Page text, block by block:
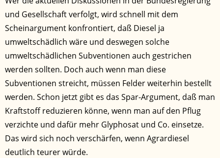
und Gesellschaft verfolgt, wird schnell mit dem
Scheinargument konfrontiert, daß Diesel ja
umweltschädlich wäre und deswegen solche
umweltschädlichen Subventionen auch gestrichen
werden sollten. Doch auch wenn man diese
Subventionen streicht, müssen Felder weiterhin bestellt
werden. Schon jetzt gibt es das Spar-Argument, daß man
Kraftstoff reduzieren könne, wenn man auf den Pflug
verzichte und dafür mehr Glyphosat und Co. einsetze.
Das wird sich noch verschärfen, wenn Agrardiesel
deutlich teurer würde.